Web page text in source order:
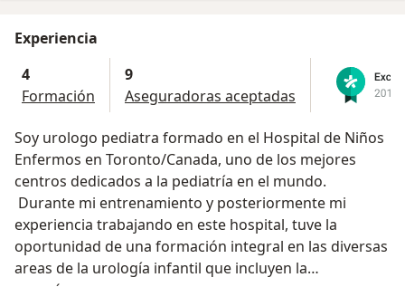
Experiencia
4
Formación
9
Aseguradoras aceptadas
Soy urologo pediatra formado en el Hospital de Niños
Enfermos en Toronto/Canada, uno de los mejores
centros dedicados a la pediatría en el mundo.
Durante mi entrenamiento y posteriormente mi
experiencia trabajando en este hospital, tuve la
oportunidad de una formación integral en las diversas
areas de la urología infantil que incluyen la